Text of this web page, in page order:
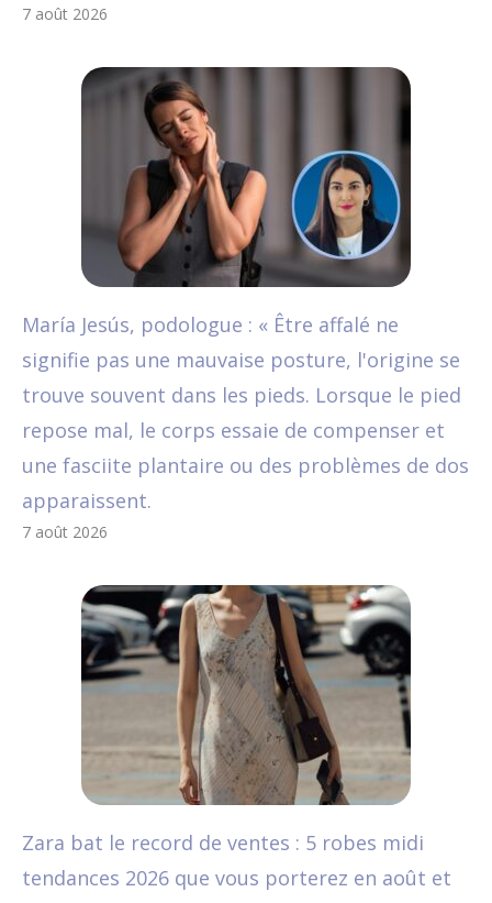
7 août 2026
María Jesús, podologue : « Être affalé ne
signifie pas une mauvaise posture, l'origine se
trouve souvent dans les pieds. Lorsque le pied
repose mal, le corps essaie de compenser et
une fasciite plantaire ou des problèmes de dos
apparaissent.
7 août 2026
Zara bat le record de ventes : 5 robes midi
tendances 2026 que vous porterez en août et